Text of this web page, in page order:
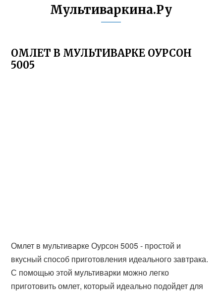
Мультиваркина.Ру
ОМЛЕТ В МУЛЬТИВАРКЕ ОУРСОН
5005
Омлет в мультиварке Оурсон 5005 - простой и
вкусный способ приготовления идеального завтрака.
С помощью этой мультиварки можно легко
приготовить омлет, который идеально подойдет для